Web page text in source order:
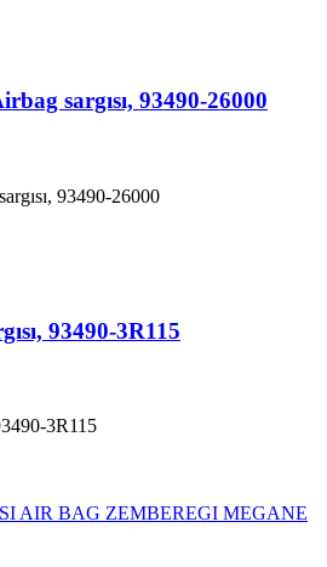
sargısı, 93490-26000
93490-26000
93490-3R115
3R115